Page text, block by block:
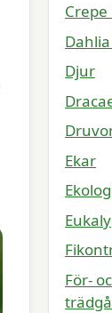
Djur
Ekar
För-